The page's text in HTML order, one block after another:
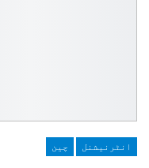
انٹرنیشنل چین